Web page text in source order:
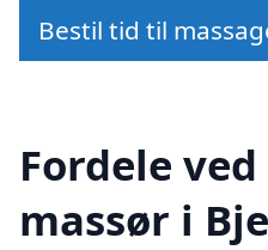
Bestil tid til
Fordele
massør i